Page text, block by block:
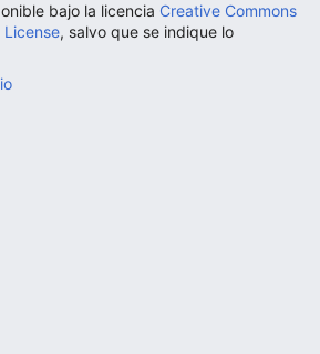
bajo la licencia Creative Commons
, salvo que se indique lo